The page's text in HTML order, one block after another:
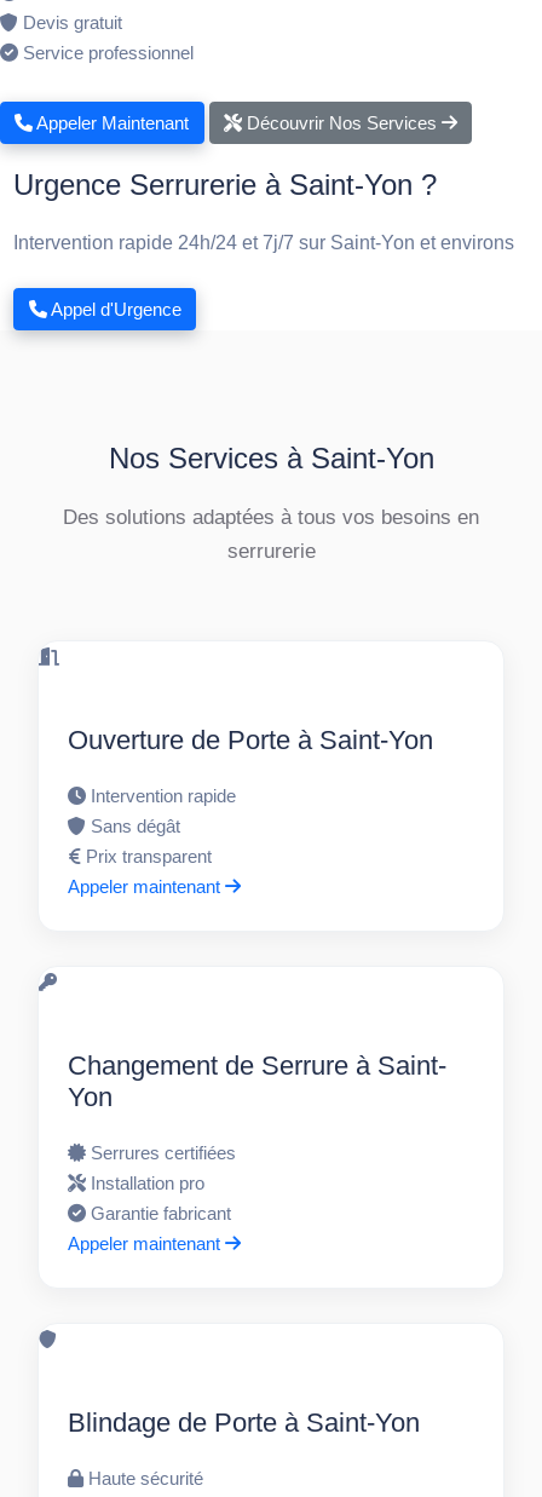
Devis gratuit
Service professionnel
Appeler Maintenant Découvrir Nos Services
Urgence Serrurerie à Saint-Yon ?
Intervention rapide 24h/24 et 7j/7 sur Saint-Yon et environs
Appel d'Urgence
Nos Services à Saint-Yon
Des solutions adaptées à tous vos besoins en
serrurerie
Ouverture de Porte à Saint-Yon
Intervention rapide
Sans dégât
Prix transparent
Appeler maintenant
Changement de Serrure à Saint-
Yon
Serrures certifiées
Installation pro
Garantie fabricant
Appeler maintenant
Blindage de Porte à Saint-Yon
Haute sécurité